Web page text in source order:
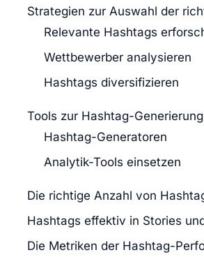
Strategien zur Auswahl der
Relevante Hashtags
Wettbewerber analysieren
Hashtags diversifizieren
Tools zur Hashtag-Generierung
Hashtag-Generatoren
Analytik-Tools einsetzen
Die richtige Anzahl von
Hashtags effektiv in Stories
Die Metriken der Hashtag-